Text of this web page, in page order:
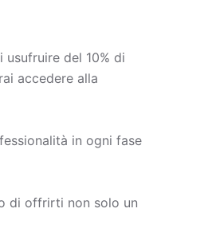
del 10% di
accedere alla
in ogni fase
di offrirti non solo un